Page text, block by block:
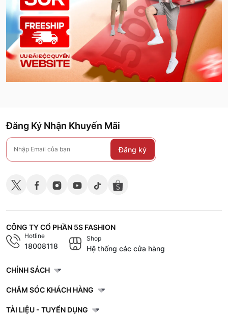
Đăng Ký Nhận Khuyến Mãi
Đăng ký
CÔNG TY CỔ PHẦN 5S FASHION
Hotline
18008118
Shop
Hệ thống các cửa hàng
CHÍNH SÁCH
CHĂM SÓC KHÁCH HÀNG
TÀI LIỆU - TUYỂN DỤNG